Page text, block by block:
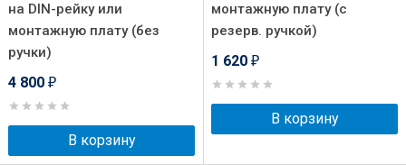
на DIN-рейку или
монтажную плату (без
ручки)
4 800 ₽
В корзину
монтажную плату (с
резерв. ручкой)
1 620 ₽
В корзину